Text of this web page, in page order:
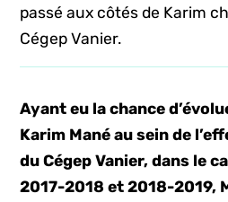
passé aux côtés de Karim
Cégep Vanier.
Ayant eu la chance
Karim Mané au sein de
du Cégep Vanier, dans le
2017-2018 et 2018-2019,